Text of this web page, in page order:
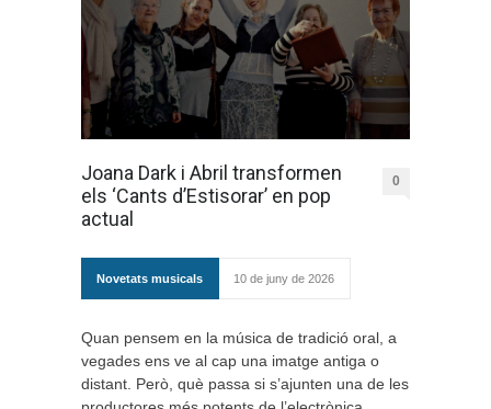
Joana Dark i Abril transformen
els ‘Cants d’Estisorar’ en pop
actual
0
Novetats musicals 10 de juny de 2026
Quan pensem en la música de tradició oral, a
vegades ens ve al cap una imatge antiga o
distant. Però, què passa si s’ajunten una de les